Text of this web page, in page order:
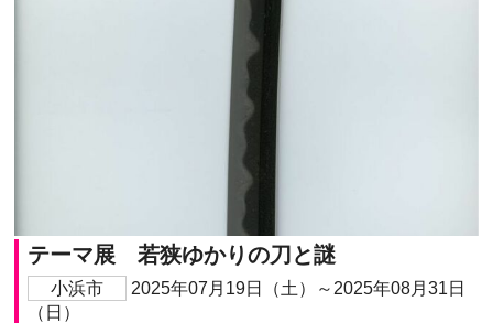
テーマ展 若狭ゆかりの刀と謎
小浜市
2025年07月19日（土）～2025年08月31日
（日）